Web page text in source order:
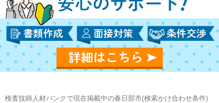
検査技師人材バンクで現在掲載中の春日部市(検索かけ合わせ条件)